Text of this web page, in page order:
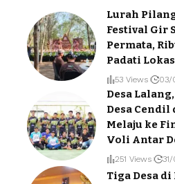
Lurah
Festival Gir
Permata,
Padati
53 Views 03/
Desa
Desa Cendil
Melaju ke
Voli Antar
251 Views
Tiga Desa